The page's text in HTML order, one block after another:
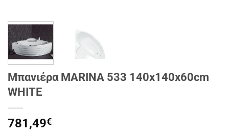
Μπανιέρα MARINA 533 140x140x60cm
WHITE
781,49€